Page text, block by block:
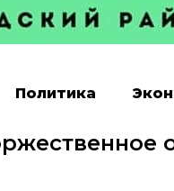
Политика